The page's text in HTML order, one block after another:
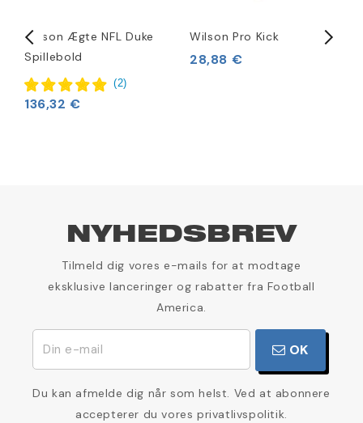
Wilson Ægte NFL Duke
Spillebold
(2)
136,32 €
Wilson Pro Kick
28,88 €
NYHEDSBREV
Tilmeld dig vores e-mails for at modtage
eksklusive lanceringer og rabatter fra Football
America.
OK
Du kan afmelde dig når som helst. Ved at abonnere
accepterer du vores privatlivspolitik.